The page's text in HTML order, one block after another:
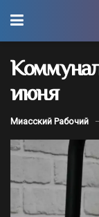
июня
Миасский Рабочий